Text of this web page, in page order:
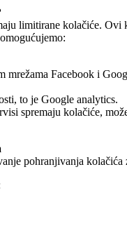
limitirane kolačiće.
Facebook i
to je Google analytics.
spremaju kolačiće,
pohranjivanja kolačića